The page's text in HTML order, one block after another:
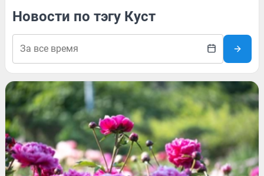
Новости по тэгу Куст